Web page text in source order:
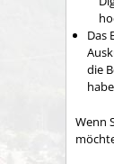
Das
die
Wenn